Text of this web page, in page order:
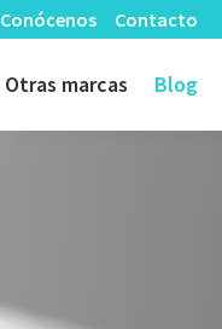
Conócenos Contacto
Otras marcas Blog